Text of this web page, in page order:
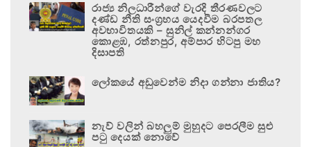
රාජ්‍ය නිලධාරීන්ගේ වැරදි තීරණවලට
දණ්ඩ නීති සංග්‍රහය යෙදවීම බරපතල
අවභාවිතයකි – සුනිල් කන්නන්ගර
කොළඹ, රත්නපුර, අම්පාර හිටපු මහ
දිසාපති
ලෝකයේ අඩුවෙන්ම නිදා ගන්නා ජාතිය?
නැව් වලින් බහලුම් මුහුදට පෙරලීම සුළු
පටු දෙයක් නොවේ